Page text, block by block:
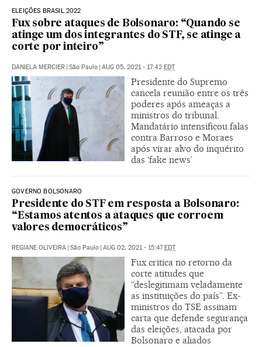
ELEIÇÕES BRASIL 2022
Fux sobre ataques de Bolsonaro: “Quando se
atinge um dos integrantes do STF, se atinge a
corte por inteiro”
DANIELA MERCIER São Paulo AUG 05, 2021 - 17:42 EDT
Presidente do Supremo
cancela reunião entre os três
poderes após ameaças a
ministros do tribunal.
Mandatário intensificou falas
contra Barroso e Moraes
após virar alvo do inquérito
das ‘fake news’
GOVERNO BOLSONARO
Presidente do STF em resposta a Bolsonaro:
“Estamos atentos a ataques que corroem
valores democráticos”
REGIANE OLIVEIRA São Paulo AUG 02, 2021 - 15:47 EDT
Fux critica no retorno da
corte atitudes que
“deslegitimam veladamente
as instituições do país”. Ex-
ministros do TSE assinam
carta que defende segurança
das eleições, atacada por
Bolsonaro e aliados